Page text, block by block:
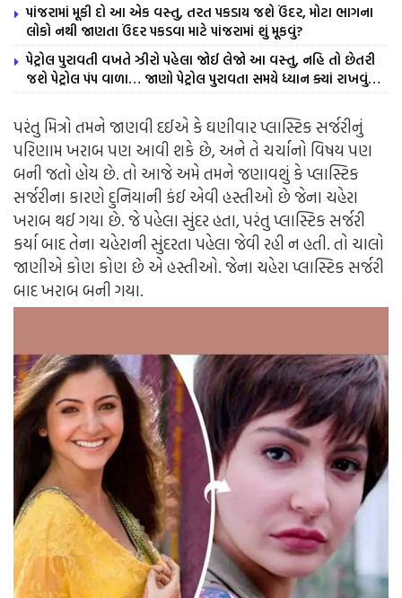
પાંજરામાં મૂકી દો આ એક વસ્તુ, તરત પકડાય જશે ઉંદર, મોટા ભાગના
લોકો નથી જાણતા ઉંદર પકડવા માટે પાંજરામાં શું મૂકવું?
પેટ્રોલ પુરાવતી વખતે ઝીરો પહેલા જોઈ લેજો આ વસ્તુ, નહિ તો છેતરી
જશે પેટ્રોલ પંપ વાળા… જાણો પેટ્રોલ પુરાવતા સમયે ધ્યાન ક્યાં રાખવું…
પરંતુ મિત્રો તમને જાણવી દઈએ કે ઘણીવાર પ્લાસ્ટિક સર્જરીનું
પરિણામ ખરાબ પણ આવી શકે છે, અને તે ચર્ચાનો વિષય પણ
બની જતો હોય છે. તો આજે અમે તમને જણાવશું કે પ્લાસ્ટિક
સર્જરીના કારણે દુનિયાની કંઈ એવી હસ્તીઓ છે જેના ચહેરા
ખરાબ થઈ ગયા છે. જે પહેલા સુંદર હતા, પરંતુ પ્લાસ્ટિક સર્જરી
કર્યા બાદ તેના ચહેરાની સુંદરતા પહેલા જેવી રહી ન હતી. તો ચાલો
જાણીએ કોણ કોણ છે એ હસ્તીઓ. જેના ચહેરા પ્લાસ્ટિક સર્જરી
બાદ ખરાબ બની ગયા.